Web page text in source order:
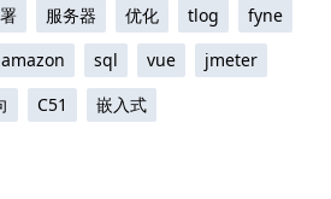
服务器 优化 tlog
fyne
amazon sql vue
jmeter
C51 嵌入式